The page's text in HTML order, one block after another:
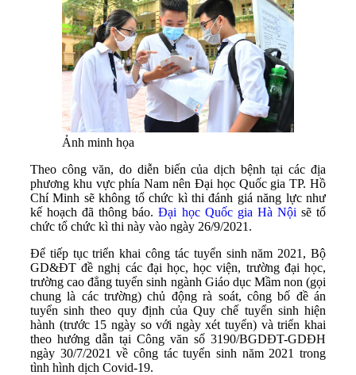
Ảnh minh họa
Theo công văn, do diễn biến của dịch bệnh tại các địa
phương khu vực phía Nam nên Đại học Quốc gia TP. Hồ
Chí Minh sẽ không tổ chức kì thi đánh giá năng lực như
kế hoạch đã thông báo.Đại học Quốc gia Hà Nội sẽ tổ
chức tổ chức kì thi này vào ngày 26/9/2021.
Để tiếp tục triển khai công tác tuyển sinh năm 2021, Bộ
GD&ĐT đề nghị các đại học, học viện, trường đại học,
trường cao đẳng tuyển sinh ngành Giáo dục Mầm non (gọi
chung là các trường) chủ động rà soát, công bố đề án
tuyển sinh theo quy định của Quy chế tuyển sinh hiện
hành (trước 15 ngày so với ngày xét tuyển) và triển khai
theo hướng dẫn tại Công văn số 3190/BGDĐT-GDĐH
ngày 30/7/2021 về công tác tuyển sinh năm 2021 trong
tình hình dịch Covid-19.